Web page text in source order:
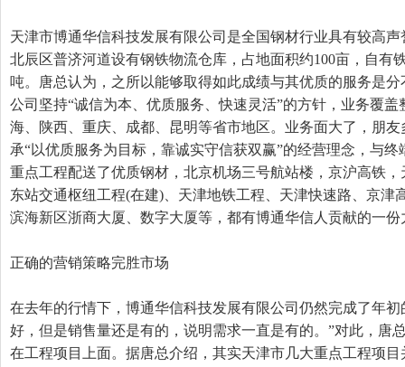
天津市博通华信科技发展有限公司是全国钢材行业具有较高
北辰区普济河道设有钢铁物流仓库，占地面积约100亩，自有
吨。唐总认为，之所以能够取得如此成绩与其优质的服务是
公司坚持“诚信为本、优质服务、快速灵活”的方针，业务覆
海、陕西、重庆、成都、昆明等省市地区。业务面大了，朋
承“以优质服务为目标，靠诚实守信获双赢”的经营理念，与
重点工程配送了优质钢材，北京机场三号航站楼，京沪高铁
东站交通枢纽工程(在建)、天津地铁工程、天津快速路、京津
滨海新区浙商大厦、数字大厦等，都有博通华信人贡献的一份
正确的营销策略完胜市场
在去年的行情下，博通华信科技发展有限公司仍然完成了年
好，但是销售量还是有的，说明需求一直是有的。”对此，唐
在工程项目上面。据唐总介绍，其实天津市几大重点工程项